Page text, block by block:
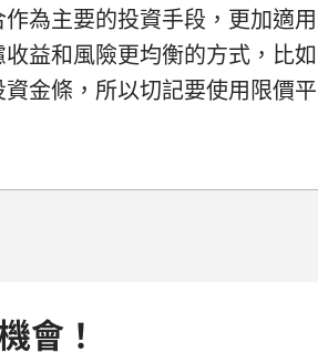
為主要的投資手段，更加適用
益和風險更均衡的方式，比如
金條，所以切記要使用限價平
會！